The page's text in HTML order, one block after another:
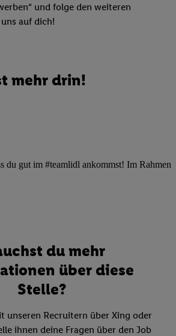
und folge den weiteren
auf dich!
mehr drin!
du gut im #teamlidl ankommst! Im Rahmen
du mehr
über diese
Stelle?
unseren Recruitern über Xing oder
ihnen deine Fragen über den Job